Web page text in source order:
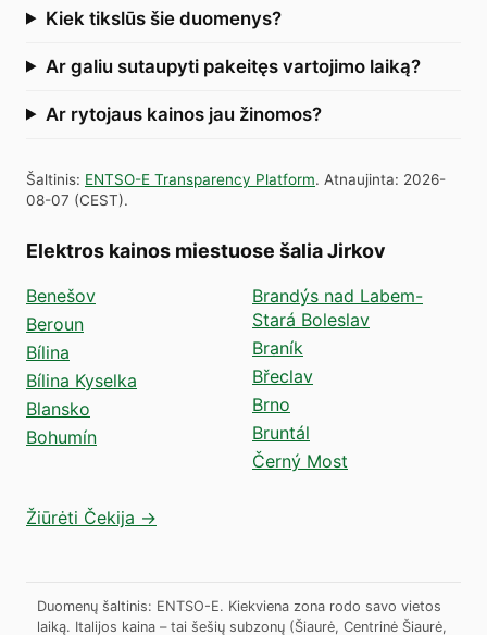
Kiek tikslūs šie duomenys?
Ar galiu sutaupyti pakeitęs vartojimo laiką?
Ar rytojaus kainos jau žinomos?
Šaltinis: ENTSO-E Transparency Platform. Atnaujinta: 2026-
08-07 (CEST).
Elektros kainos miestuose šalia Jirkov
Benešov
Beroun
Bílina
Bílina Kyselka
Blansko
Bohumín
Brandýs nad Labem-
Stará Boleslav
Braník
Břeclav
Brno
Bruntál
Černý Most
Žiūrėti Čekija →
Duomenų šaltinis: ENTSO-E. Kiekviena zona rodo savo vietos
laiką. Italijos kaina – tai šešių subzonų (Šiaurė, Centrinė Šiaurė,